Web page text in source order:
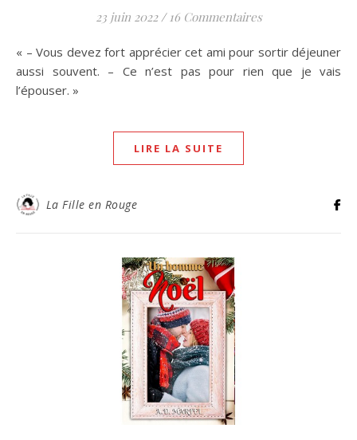
23 juin 2022 / 16 Commentaires
« – Vous devez fort apprécier cet ami pour sortir déjeuner
aussi souvent. – Ce n’est pas pour rien que je vais
l’épouser. »
LIRE LA SUITE
La Fille en Rouge